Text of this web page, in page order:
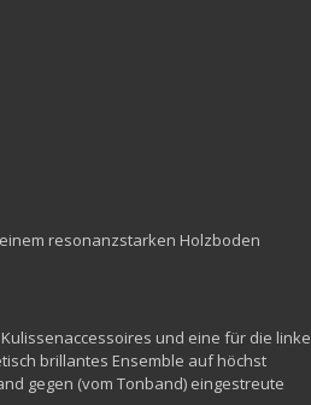
resonanzstarken Holzboden
und eine für die linke
brillantes Ensemble auf höchst
gegen (vom Tonband) eingestreute